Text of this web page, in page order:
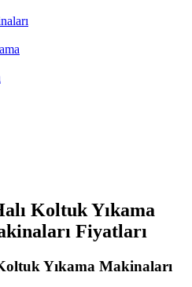
Koltuk Yıkama
Fiyatları
Yıkama Makinaları